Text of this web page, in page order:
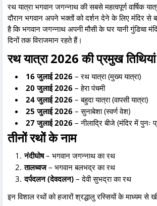
रथ यात्रा भगवान जगन्नाथ की सबसे महत्वपूर्ण वार्षिक
दौरान भगवान अपने भक्तों को दर्शन देने के लिए मंदिर से
है कि भगवान जगन्नाथ अपनी मौसी के घर यानी गुंडिचा
दिनों तक विराजमान रहते हैं।
रथ यात्रा 2026 की प्रमुख तिथियां
16 जुलाई 2026 – रथ यात्रा (मुख्य यात्रा)
20 जुलाई 2026 – हेरा पंचमी
24 जुलाई 2026 – बहुदा यात्रा (वापसी यात्रा)
25 जुलाई 2026 – सुनाबेशा (स्वर्ण वेश)
27 जुलाई 2026 – नीलाद्रि बीजे (मंदिर में पुनः
तीनों रथों के नाम
नंदीघोष– भगवान जगन्नाथ का रथ
तालध्वज– भगवान बलभद्र का रथ
दर्पदलन (देवदलन) – देवी सुभद्रा का रथ
इन विशाल रथों को हजारों श्रद्धालु रस्सियों के माध्यम से